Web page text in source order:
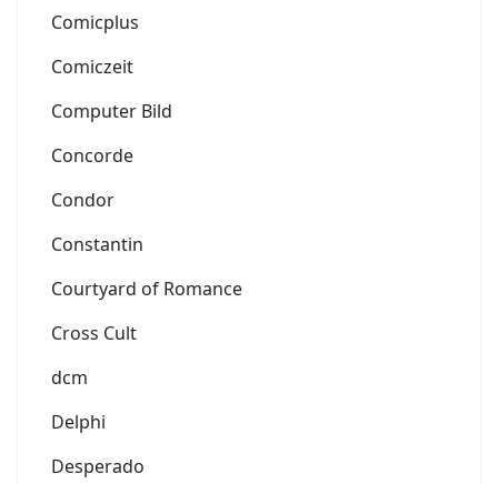
Comicplus
Comiczeit
Computer Bild
Concorde
Condor
Constantin
Courtyard of Romance
Cross Cult
dcm
Delphi
Desperado